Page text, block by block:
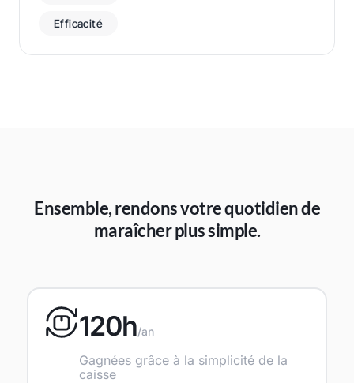
Efficacité
Ensemble, rendons votre quotidien de
maraîcher plus simple.
120h/an
Gagnées grâce à la simplicité de la
caisse